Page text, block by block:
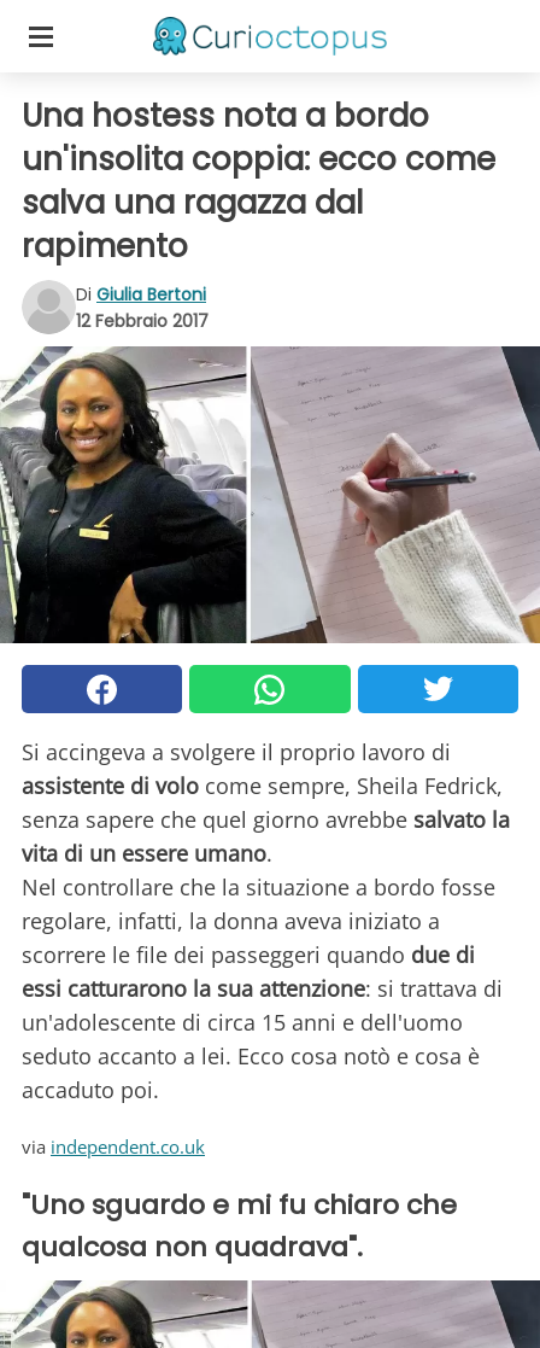
Una hostess nota a bordo
un'insolita coppia: ecco come
salva una ragazza dal
rapimento
Di Giulia Bertoni
12 Febbraio 2017
Si accingeva a svolgere il proprio lavoro di
assistente di volo come sempre, Sheila Fedrick,
senza sapere che quel giorno avrebbe salvato la
vita di un essere umano.
Nel controllare che la situazione a bordo fosse
regolare, infatti, la donna aveva iniziato a
scorrere le file dei passeggeri quando due di
essi catturarono la sua attenzione: si trattava di
un'adolescente di circa 15 anni e dell'uomo
seduto accanto a lei. Ecco cosa notò e cosa è
accaduto poi.
via independent.co.uk
"Uno sguardo e mi fu chiaro che
qualcosa non quadrava".